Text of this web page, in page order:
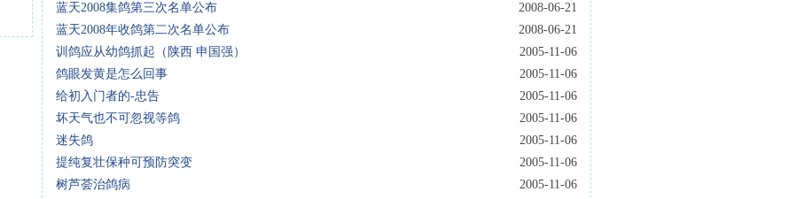
2008-06-21
蓝天2008集鸽第三次名单公布
2008-06-21
蓝天2008年收鸽第二次名单公布
2005-11-06
训鸽应从幼鸽抓起（陕西 申国强）
2005-11-06
鸽眼发黄是怎么回事
2005-11-06
给初入门者的-忠告
2005-11-06
坏天气也不可忽视等鸽
2005-11-06
迷失鸽
2005-11-06
提纯复壮保种可预防突变
2005-11-06
树芦荟治鸽病